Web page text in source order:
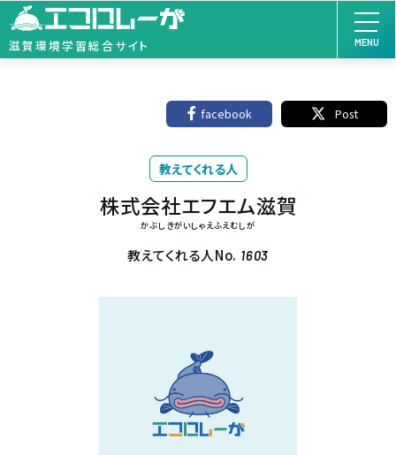
滋賀環境学習総合サイト MENU
facebook Post
教えてくれる人
株式会社エフエム滋賀
かぶしきがいしゃえふえむしが
教えてくれる人No. 1603